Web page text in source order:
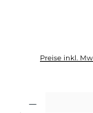
Preise inkl.